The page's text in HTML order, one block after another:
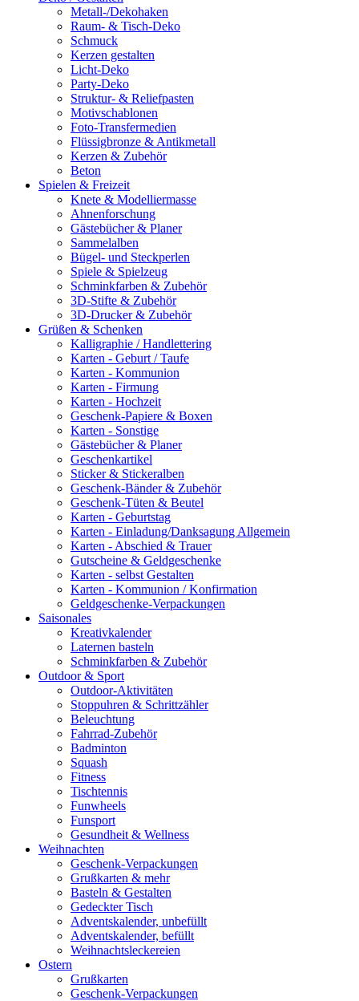
Metall-/Dekohaken
Raum- & Tisch-Deko
Schmuck
Kerzen gestalten
Licht-Deko
Party-Deko
Struktur- & Reliefpasten
Motivschablonen
Foto-Transfermedien
Flüssigbronze & Antikmetall
Kerzen & Zubehör
Beton
Spielen & Freizeit
Knete & Modelliermasse
Ahnenforschung
Gästebücher & Planer
Sammelalben
Bügel- und Steckperlen
Spiele & Spielzeug
Schminkfarben & Zubehör
3D-Stifte & Zubehör
3D-Drucker & Zubehör
Grüßen & Schenken
Kalligraphie / Handlettering
Karten - Geburt / Taufe
Karten - Kommunion
Karten - Firmung
Karten - Hochzeit
Geschenk-Papiere & Boxen
Karten - Sonstige
Gästebücher & Planer
Geschenkartikel
Sticker & Stickeralben
Geschenk-Bänder & Zubehör
Geschenk-Tüten & Beutel
Karten - Geburtstag
Karten - Einladung/Danksagung Allgemein
Karten - Abschied & Trauer
Gutscheine & Geldgeschenke
Karten - selbst Gestalten
Karten - Kommunion / Konfirmation
Geldgeschenke-Verpackungen
Saisonales
Kreativkalender
Laternen basteln
Schminkfarben & Zubehör
Outdoor & Sport
Outdoor-Aktivitäten
Stoppuhren & Schrittzähler
Beleuchtung
Fahrrad-Zubehör
Badminton
Squash
Fitness
Tischtennis
Funwheels
Funsport
Gesundheit & Wellness
Weihnachten
Geschenk-Verpackungen
Grußkarten & mehr
Basteln & Gestalten
Gedeckter Tisch
Adventskalender, unbefüllt
Adventskalender, befüllt
Weihnachtsleckereien
Ostern
Grußkarten
Geschenk-Verpackungen